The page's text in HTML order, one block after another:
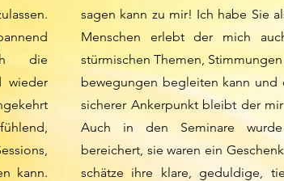
die
wieder
kann.
sagen kann zu mir! Ich habe Sie
Menschen erlebt der mich
stürmischen Themen,
bewegungen begleiten kann und
sicherer Ankerpunkt bleibt der
Auch in den Seminare
bereichert, sie waren ein
schätze ihre klare, geduldige,